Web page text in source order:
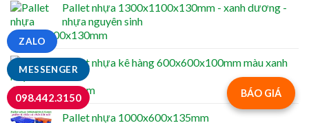
Pallet nhựa 1300x1100x130mm - xanh dương -
nhựa nguyên sinh
Pallet nhựa kê hàng 600x600x100mm màu xanh
Pallet nhựa 1000x600x135mm
BÁO GIÁ
MESSENGER
ZALO
098.442.3150